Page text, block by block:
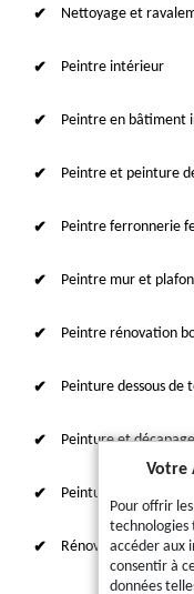
Nettoyage et
Peintre intérieur
Peintre en bâtiment
Peintre et peinture
Peintre ferronnerie
Peintre mur et
Peintre rénovation
Peinture dessous de
Peinture et
Peinture sur tuile et
Rénovation
Votre
Pour offrir
technologies
accéder aux
consentir à
données